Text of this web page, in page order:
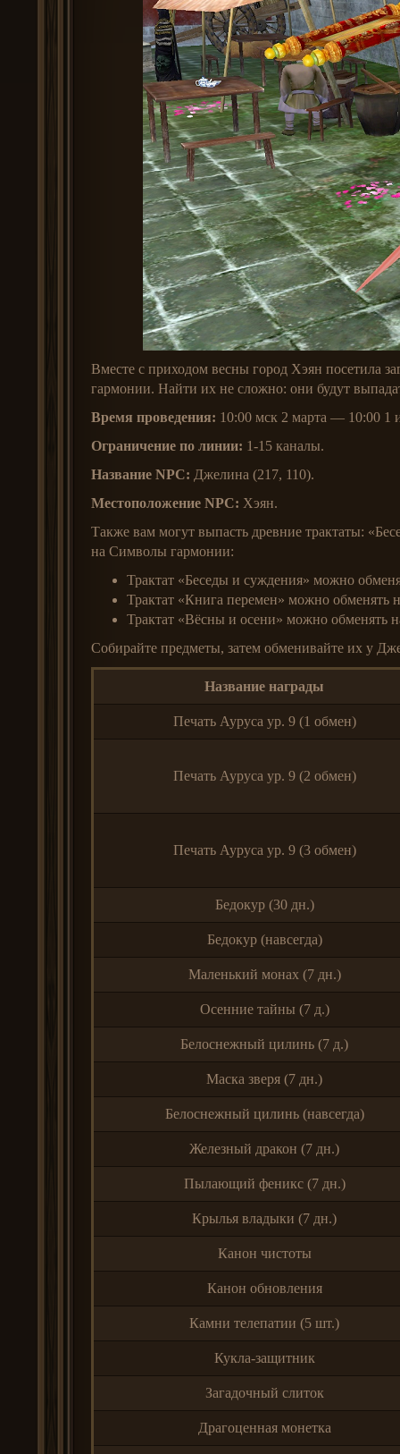
Вместе с приходом весны город Хэян посетила
гармонии. Найти их не сложно: они будут
Время проведения: 10:00 мск 2 марта — 10:00 1
Ограничение по линии: 1-15 каналы.
Название NPC: Джелина (217, 110).
Местоположение NPC: Хэян.
Также вам могут выпасть древние трактаты:
на Символы гармонии:
Трактат «Беседы и суждения» можно
Трактат «Книга перемен» можно обменять
Трактат «Вёсны и осени» можно обменять
Собирайте предметы, затем обменивайте их у
Название награды
Печать Ауруса ур. 9 (1 обмен)
Печать Ауруса ур. 9 (2 обмен)
Печать Ауруса ур. 9 (3 обмен)
Бедокур (30 дн.)
Бедокур (навсегда)
Маленький монах (7 дн.)
Осенние тайны (7 д.)
Белоснежный цилинь (7 д.)
Маска зверя (7 дн.)
Белоснежный цилинь (навсегда)
Железный дракон (7 дн.)
Пылающий феникс (7 дн.)
Крылья владыки (7 дн.)
Канон чистоты
Канон обновления
Камни телепатии (5 шт.)
Кукла-защитник
Загадочный слиток
Драгоценная монетка